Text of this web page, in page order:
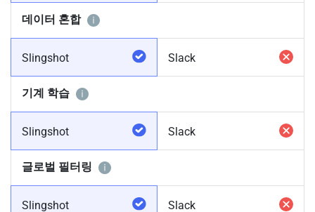
데이터 혼합
Slingshot Slack
기계 학습
Slingshot Slack
글로벌 필터링
Slingshot Slack